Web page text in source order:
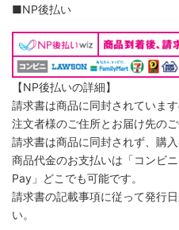
■NP後払い
【NP後払いの詳細】
請求書は商品に同封されていま
注文者様のご住所とお届け先のご
請求書は商品に同封されず、購
商品代金のお支払いは「コンビ
Pay」どこでも可能です。
請求書の記載事項に従って発行
い。